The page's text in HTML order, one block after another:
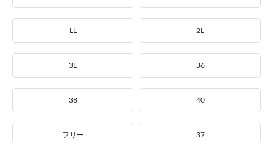
LL 2L
3L 36
38 40
フリー 37